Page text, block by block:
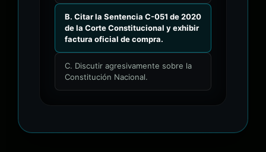
B. Citar la Sentencia C-051 de 2020
de la Corte Constitucional y exhibir
factura oficial de compra.
C. Discutir agresivamente sobre la
Constitución Nacional.